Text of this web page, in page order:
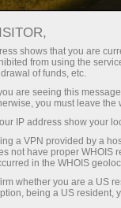
akaun demo
Forex
besar dan
shows that you are
from using the
of funds, etc.
are seeing this
you must leave
IP address show your
a VPN provided by a
not have proper WHOIS
in the WHOIS
whether you are a US
being a US resident,